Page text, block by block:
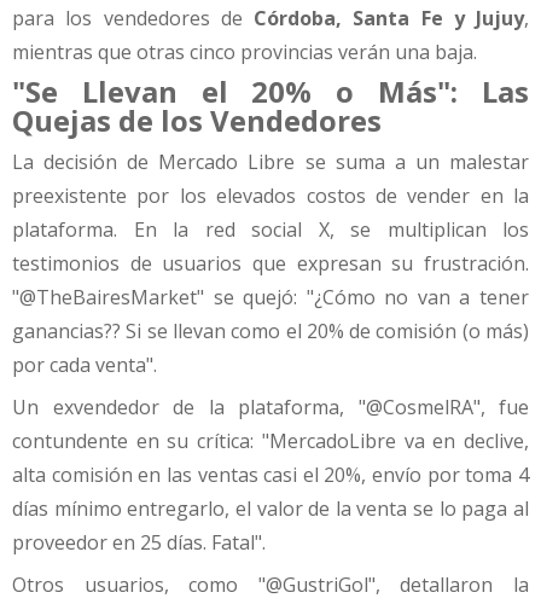
para los vendedores de Córdoba, Santa Fe y Jujuy,
mientras que otras cinco provincias verán una baja.
"Se Llevan el 20% o Más": Las
Quejas de los Vendedores
La decisión de Mercado Libre se suma a un malestar
preexistente por los elevados costos de vender en la
plataforma. En la red social X, se multiplican los
testimonios de usuarios que expresan su frustración.
"@TheBairesMarket" se quejó: "¿Cómo no van a tener
ganancias?? Si se llevan como el 20% de comisión (o más)
por cada venta".
Un exvendedor de la plataforma, "@CosmelRA", fue
contundente en su crítica: "MercadoLibre va en declive,
alta comisión en las ventas casi el 20%, envío por toma 4
días mínimo entregarlo, el valor de la venta se lo paga al
proveedor en 25 días. Fatal".
Otros usuarios, como "@GustriGol", detallaron la